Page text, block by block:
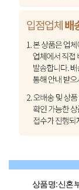
상품명:신혼